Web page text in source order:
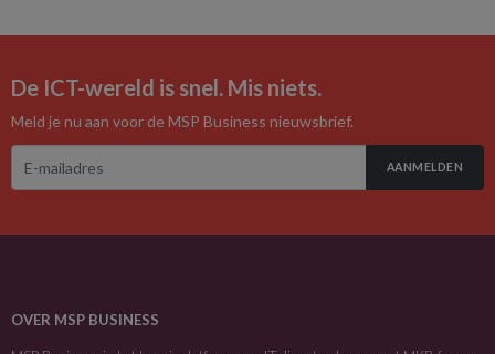
De ICT-wereld is snel. Mis niets.
Meld je nu aan voor de MSP Business nieuwsbrief.
AANMELDEN
OVER MSP BUSINESS